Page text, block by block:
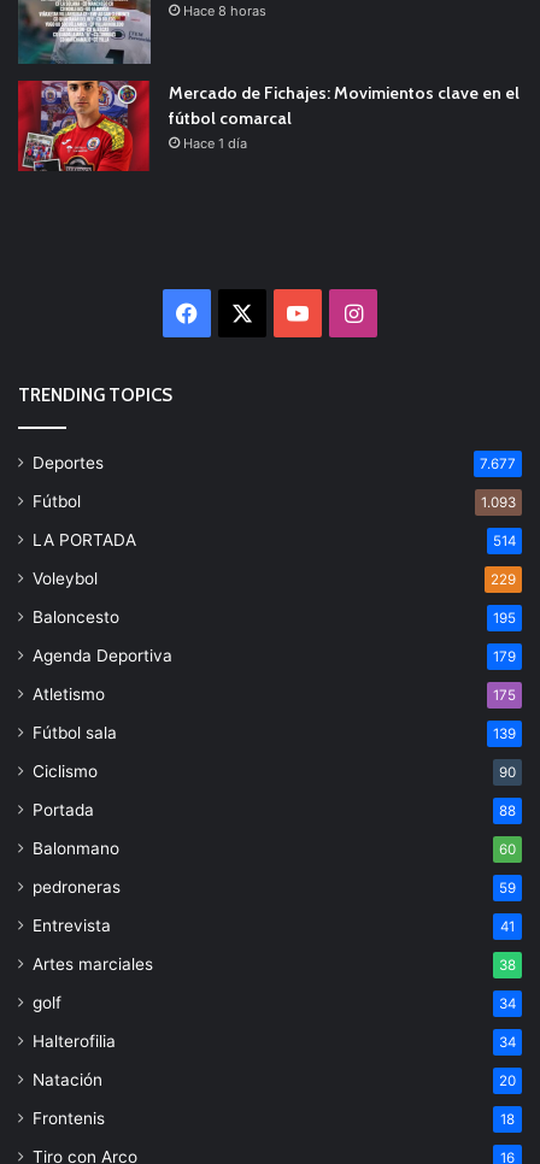
Hace 8 horas
Mercado de Fichajes: Movimientos clave en el
fútbol comarcal
Hace 1 día
Facebook YouTubeInstagram
TRENDING TOPICS
Deportes 7.677
Fútbol 1.093
LA PORTADA 514
Voleybol 229
Baloncesto 195
Agenda Deportiva 179
Atletismo 175
Fútbol sala 139
Ciclismo 90
Portada 88
Balonmano 60
pedroneras 59
Entrevista 41
Artes marciales 38
golf 34
Halterofilia 34
Natación 20
Frontenis 18
Tiro con Arco 16